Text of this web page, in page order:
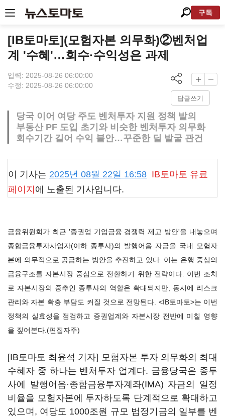
구독
[IB토마토](모험자본 의무화)②벤처업
계 '수혜'…회수·수익성은 과제
입력: 2025-08-26 06:00:00
수정: 2025-08-26 06:00:00
답글쓰기
당국 이어 여당 주도 벤처투자 지원 정책 발의
부동산 PF 도입 초기와 비슷한 벤처투자 의무화
회수기간 길어 수익 불안…꾸준한 딜 발굴 관건
이 기사는 2025년 08월 22일 16:58 IB토마토 유료
페이지 에 노출된 기사입니다.
금융위원회가 최근 '증권업 기업금융 경쟁력 제고 방안'을 내놓으며
종합금융투자사업자(이하 종투사)의 발행어음 자금을 국내 모험자
본에 의무적으로 공급하는 방안을 추진하고 있다. 이는 은행 중심의
금융구조를 자본시장 중심으로 전환하기 위한 전략이다. 이번 조치
로 자본시장의 중추인 종투사의 역할은 확대되지만, 동시에 리스크
관리와 자본 확충 부담도 커질 것으로 전망된다. <IB토마토>는 이번
정책의 실효성을 점검하고 증권업계와 자본시장 전반에 미칠 영향
을 짚어본다.(편집자주)
[IB토마토 최윤석 기자] 모험자본 투자 의무화의 최대
수혜자 중 하나는 벤처투자 업계다. 금융당국은 종투
사에 발행어음·종합금융투자계좌(IMA) 자금의 일정
비율을 모험자본에 투자하도록 단계적으로 확대하고
있으며, 여당도 1000조원 규모 법정기금의 일부를 벤